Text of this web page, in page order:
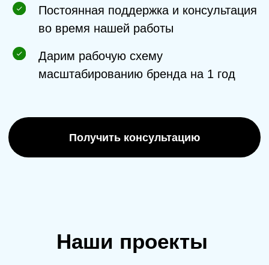
своего онлайн курса — только сейчас
Нажимая на кнопку, я принимаю согласие на обработкуперсональных данных
+7
Получить консультацию
О нас